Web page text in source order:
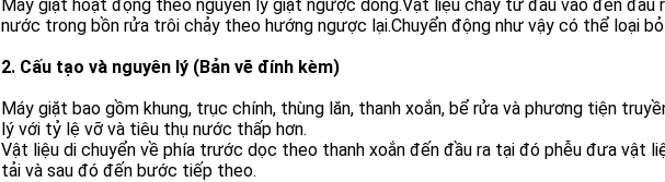
Máy giặt hoạt động theo nguyên lý giặt ngược dòng.Vật liệu chảy từ đầu vào đến đầu
nước trong bồn rửa trôi chảy theo hướng ngược lại.Chuyển động như vậy có thể loại
2. Cấu tạo và nguyên lý (Bản vẽ đính kèm)
Máy giặt bao gồm khung, trục chính, thùng lăn, thanh xoắn, bể rửa và phương tiện
lý với tỷ lệ vỡ và tiêu thụ nước thấp hơn.
Vật liệu di chuyển về phía trước dọc theo thanh xoắn đến đầu ra tại đó phễu đưa vật
tải và sau đó đến bước tiếp theo.